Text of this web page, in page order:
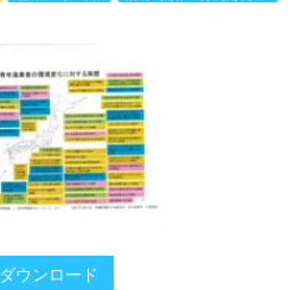
ダウンロード